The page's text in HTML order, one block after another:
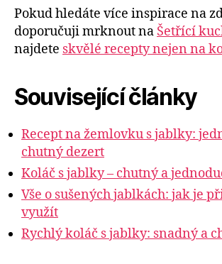
Pokud hledáte více inspirace na
doporučuji mrknout na Šetřící
najdete skvělé recepty nejen na
Související články
Recept na žemlovku s jablky:
chutný dezert
Koláč s jablky – chutný a
Vše o sušených jablkách: jak je
využít
Rychlý koláč s jablky: snadný a